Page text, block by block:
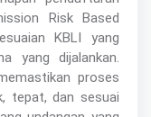
Risk Based
KBLI yang
yang dijalankan.
proses
tepat, dan sesuai